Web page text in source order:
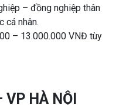
– đồng nghiệp thân
cá nhân.
– 13.000.000 VNĐ tùy
HÀ NỘI